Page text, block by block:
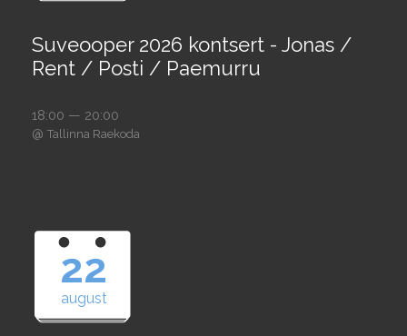
Suveooper 2026 kontsert - Jonas /
Rent / Posti / Paemurru
18:00 — 20:00
@ Tallinna Raekoda
22
august